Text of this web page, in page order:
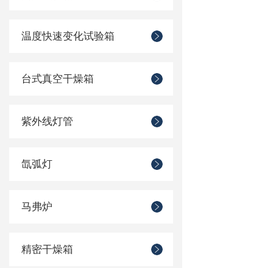
温度快速变化试验箱
台式真空干燥箱
紫外线灯管
氙弧灯
马弗炉
精密干燥箱